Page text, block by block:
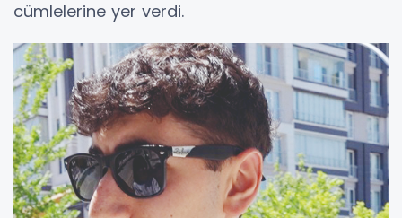
cümlelerine yer verdi.